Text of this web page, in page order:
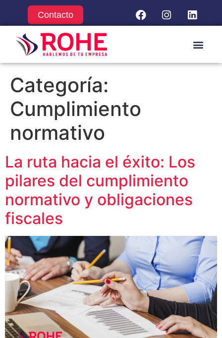
Contacto
Categoría:
Cumplimiento
normativo
La ruta hacia el éxito: Los
pilares del cumplimiento
normativo y obligaciones
fiscales